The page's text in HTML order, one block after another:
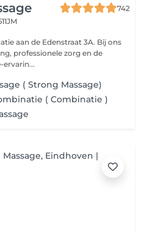
742
aan de Edenstraat 3A. Bij ons
professionele zorg en de
ervarin...
( Strong Massage)
( Combinatie )